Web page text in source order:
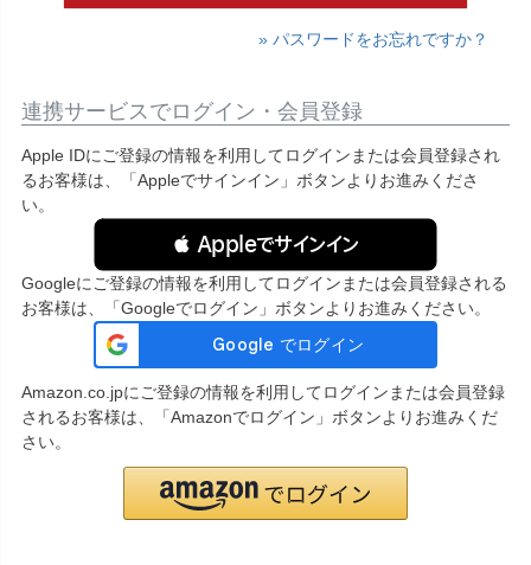
» パスワードをお忘れですか？
連携サービスでログイン・会員登録
Apple IDにご登録の情報を利用してログインまたは会員登録され
るお客様は、「Appleでサインイン」ボタンよりお進みくださ
い。
 Appleでサインイン
Googleにご登録の情報を利用してログインまたは会員登録される
お客様は、「Googleでログイン」ボタンよりお進みください。
Amazon.co.jpにご登録の情報を利用してログインまたは会員登録
されるお客様は、「Amazonでログイン」ボタンよりお進みくだ
さい。